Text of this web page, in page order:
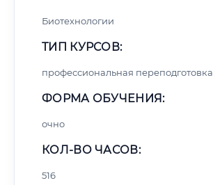
Биотехнологии
ТИП КУРСОВ:
профессиональная переподготовка
ФОРМА ОБУЧЕНИЯ:
очно
КОЛ-ВО ЧАСОВ:
516